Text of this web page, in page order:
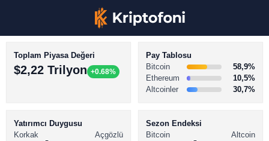
BİTCOİN HABERLERİ
Toplam Piyasa Değeri
$2,22 Trilyon +0.68%
Pay Tablosu
Bitcoin
58,9%
Ethereum
10,5%
Altcoinler
30,7%
Yatırımcı Duygusu
Korkak
Açgözlü
Sezon Endeksi
Bitcoin
Altcoin